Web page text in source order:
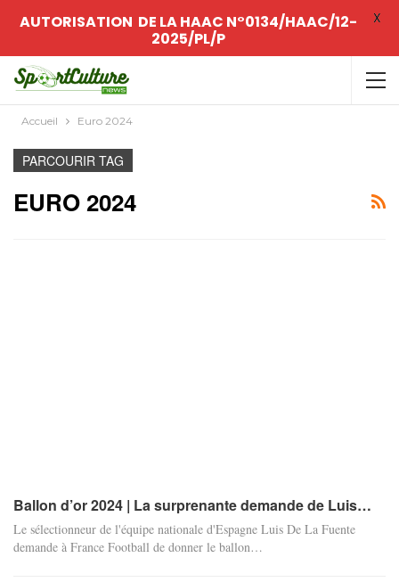
Accueil Euro 2024
PARCOURIR TAG
EURO 2024
Ballon d’or 2024 | La surprenante demande de Luis…
Le sélectionneur de l'équipe nationale d'Espagne Luis De La Fuente
demande à France Football de donner le ballon…
AUTORISATION DE LA HAAC N°0134/HAAC/12-
2025/PL/P
X